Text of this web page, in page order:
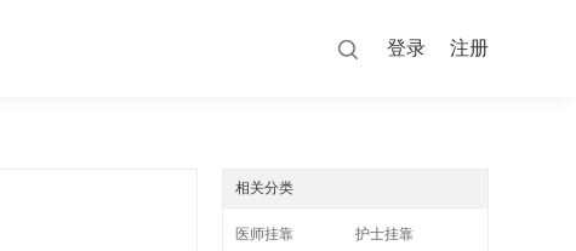
登录 注册
相关分类
医师挂靠
护士挂靠